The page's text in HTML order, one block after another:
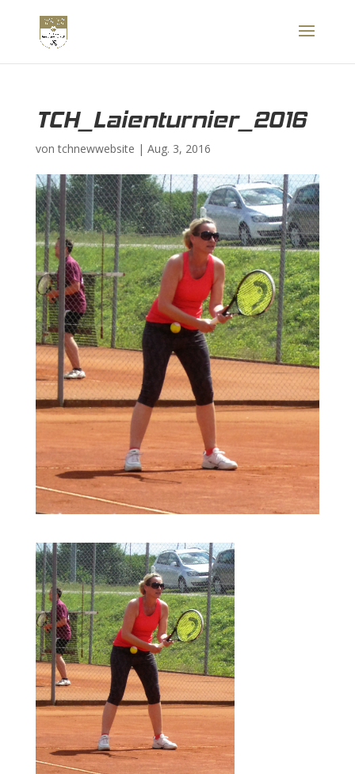
TCH_Laienturnier_2016
vontchnewwebsite | Aug. 3, 2016